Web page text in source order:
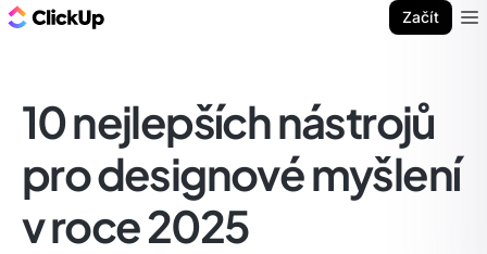
Začít
10 nejlepších nástrojů
pro designové myšlení
v roce 2025